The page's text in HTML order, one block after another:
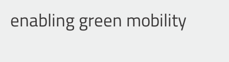
enabling green mobility